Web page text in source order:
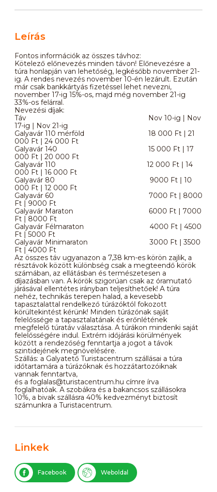
Leírás
Fontos információk az összes távhoz:
Kötelező előnevezés minden távon! Előnevezésre a
túra honlapján van lehetőség, legkésőbb november 21-
ig. A rendes nevezés november 10-én lezárult. Ezután
már csak bankkártyás fizetéssel lehet nevezni,
november 17-ig 15%-os, majd még november 21-ig
33%-os felárral.
Nevezési díjak:
Táv Nov 10-ig | Nov
17-ig | Nov 21-ig
Galyavár 110 mérföld 18 000 Ft | 21
000 Ft | 24 000 Ft
Galyavár 140 15 000 Ft | 17
000 Ft | 20 000 Ft
Galyavár 110 12 000 Ft | 14
000 Ft | 16 000 Ft
Galyavár 80 9000 Ft | 10
000 Ft | 12 000 Ft
Galyavár 60 7000 Ft | 8000
Ft | 9000 Ft
Galyavár Maraton 6000 Ft | 7000
Ft | 8000 Ft
Galyavár Félmaraton 4000 Ft | 4500
Ft | 5000 Ft
Galyavár Minimaraton 3000 Ft | 3500
Ft | 4000 Ft
Az összes táv ugyanazon a 7,38 km-es körön zajlik, a
résztávok között különbség csak a megteendő körök
számában, az ellátásban és természetesen a
díjazásban van. A körök szigorúan csak az óramutató
járásával ellentétes irányban teljesíthetőek! A túra
nehéz, technikás terepen halad, a kevesebb
tapasztalattal rendelkező túrázóktól fokozott
körültekintést kérünk! Minden túrázónak saját
felelőssége a tapasztalatának és erőnlétének
megfelelő túratáv választása. A túrákon mindenki saját
felelősségére indul. Extrém időjárási körülmények
között a rendezőség fenntartja a jogot a távok
szintidejének megnövelésére.
Szállás: a Galyatető Turistacentrum szállásai a túra
időtartamára a túrázóknak és hozzátartozóiknak
vannak fenntartva,
és a foglalas@turistacentrum.hu címre írva
foglalhatóak. A szobákra és a bakancsos szállásokra
10%, a bivak szállásra 40% kedvezményt biztosít
számunkra a Turistacentrum.
Linkek
Facebook Weboldal